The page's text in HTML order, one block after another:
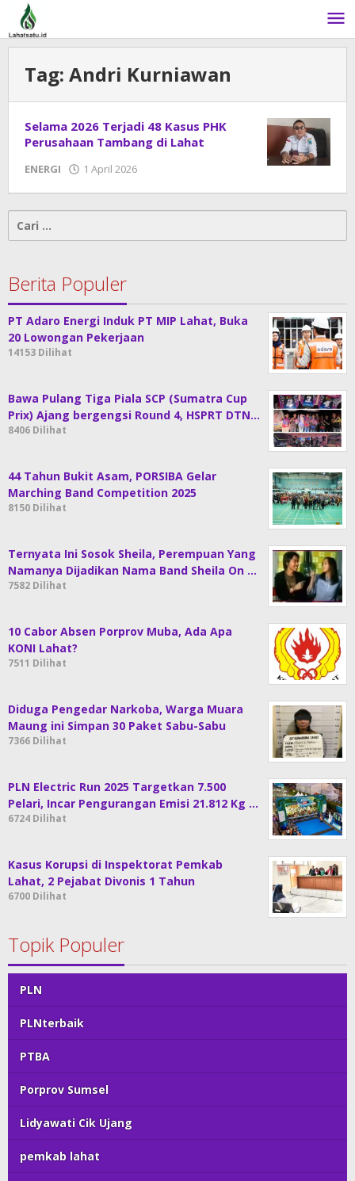
Lewati
konten
Tag: Andri Kurniawan
Selama 2026 Terjadi 48 Kasus PHK
Perusahaan Tambang di Lahat
ENERGI 1 April 2026
Cari
untuk:
Berita Populer
PT Adaro Energi Induk PT MIP Lahat, Buka
20 Lowongan Pekerjaan
14153 Dilihat
Bawa Pulang Tiga Piala SCP (Sumatra Cup
Prix) Ajang bergengsi Round 4, HSPRT DTN…
8406 Dilihat
44 Tahun Bukit Asam, PORSIBA Gelar
Marching Band Competition 2025
8150 Dilihat
Ternyata Ini Sosok Sheila, Perempuan Yang
Namanya Dijadikan Nama Band Sheila On …
7582 Dilihat
10 Cabor Absen Porprov Muba, Ada Apa
KONI Lahat?
7511 Dilihat
Diduga Pengedar Narkoba, Warga Muara
Maung ini Simpan 30 Paket Sabu-Sabu
7366 Dilihat
PLN Electric Run 2025 Targetkan 7.500
Pelari, Incar Pengurangan Emisi 21.812 Kg …
6724 Dilihat
Kasus Korupsi di Inspektorat Pemkab
Lahat, 2 Pejabat Divonis 1 Tahun
6700 Dilihat
Topik Populer
PLN
PLNterbaik
PTBA
Porprov Sumsel
Lidyawati Cik Ujang
pemkab lahat